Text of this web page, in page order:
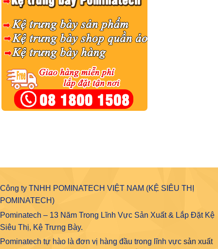
Công ty TNHH POMINATECH VIỆT NAM (KỆ SIÊU THỊ
POMINATECH)
Pominatech – 13 Năm Trong Lĩnh Vực Sản Xuất & Lắp Đặt Kệ
Siêu Thị, Kệ Trưng Bày.
Pominatech tự hào là đơn vị hàng đầu trong lĩnh vực sản xuất